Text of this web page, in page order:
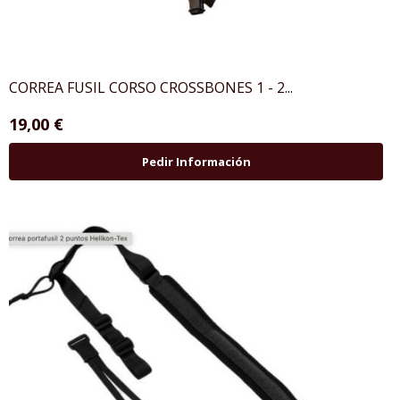
CORREA FUSIL CORSO CROSSBONES 1 - 2...
19,00 €
Pedir Información